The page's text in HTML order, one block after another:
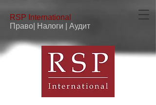
RSP International
Право| Налоги | Аудит